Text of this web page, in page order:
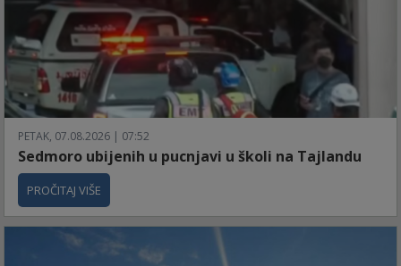
PETAK, 07.08.2026 | 07:52
Sedmoro ubijenih u pucnjavi u školi na Tajlandu
PROČITAJ VIŠE